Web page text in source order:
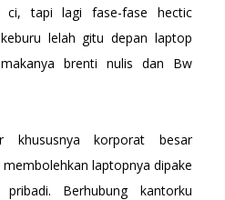
ci, tapi lagi fase-fase hectic
lelah gitu depan laptop
brenti nulis dan Bw
khususnya korporat besar
laptopnya dipake
Berhubung kantorku